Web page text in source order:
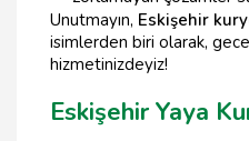
Unutmayın, Eskişehir
isimlerden biri olarak,
hizmetinizdeyiz!
Eskişehir Yaya